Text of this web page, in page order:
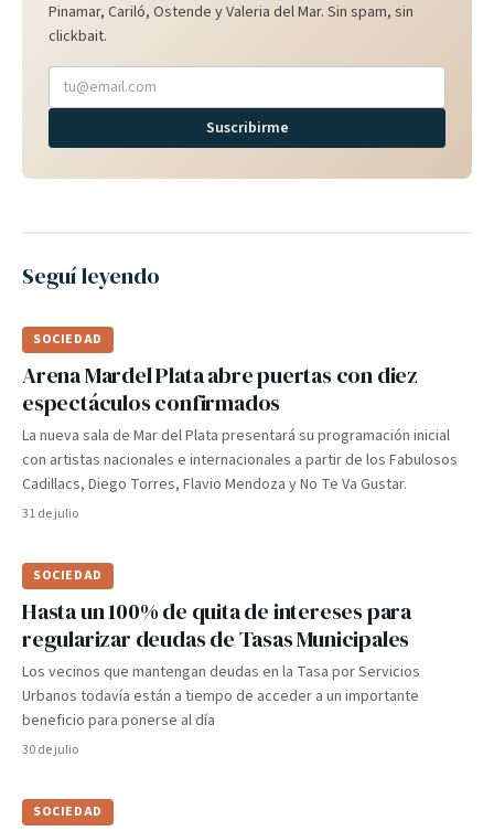
Pinamar, Cariló, Ostende y Valeria del Mar. Sin spam, sin
clickbait.
Suscribirme
Seguí leyendo
SOCIEDAD
Arena Mardel Plata abre puertas con diez
espectáculos confirmados
La nueva sala de Mar del Plata presentará su programación inicial
con artistas nacionales e internacionales a partir de los Fabulosos
Cadillacs, Diego Torres, Flavio Mendoza y No Te Va Gustar.
31 de julio
SOCIEDAD
Hasta un 100% de quita de intereses para
regularizar deudas de Tasas Municipales
Los vecinos que mantengan deudas en la Tasa por Servicios
Urbanos todavía están a tiempo de acceder a un importante
beneficio para ponerse al día
30 de julio
SOCIEDAD